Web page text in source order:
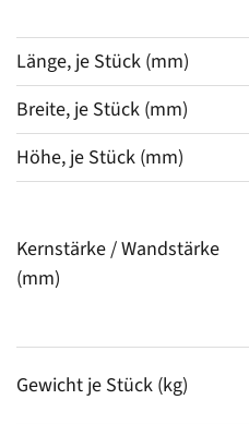
Länge, je Stück (mm)
Breite, je Stück (mm)
Höhe, je Stück (mm)
Kernstärke / Wandstärke
(mm)
Gewicht je Stück (kg)